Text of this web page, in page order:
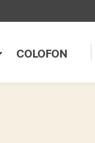
COLOFON